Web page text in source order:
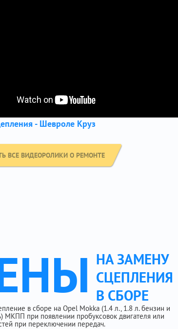
- Шевроле Круз
ВСЕ ВИДЕОРОЛИКИ О РЕМОНТЕ
НА ЗАМЕНУ
СЦЕПЛЕНИЯ
В СБОРЕ
в сборе на Opel Mokka (1.4 л., 1.8 л. бензин и
МКПП при появлении пробуксовок двигателя или
при переключении передач.